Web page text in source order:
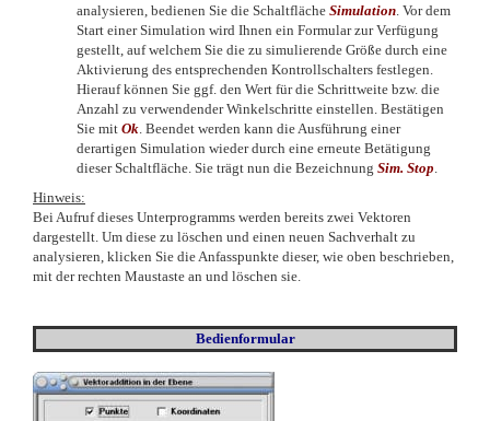
analysieren, bedienen Sie die Schaltfläche Simulation . Vor dem
Start einer Simulation wird Ihnen ein Formular zur Verfügung
gestellt, auf welchem Sie die zu simulierende Größe durch eine
Aktivierung des entsprechenden Kontrollschalters festlegen.
Hierauf können Sie ggf. den Wert für die Schrittweite bzw. die
Anzahl zu verwendender Winkelschritte einstellen. Bestätigen
Sie mit Ok Beendet werden kann die Ausführung einer
derartigen Simulation wieder durch eine erneute Betätigung
dieser Schaltfläche. Sie trägt nun die Bezeichnung Sim. Stop
Hinweis:
Bei Aufruf dieses Unterprogramms werden bereits zwei Vektoren
dargestellt. Um diese zu löschen und einen neuen Sachverhalt zu
analysieren, klicken Sie die Anfasspunkte dieser, wie oben beschrieben,
mit der rechten Maustaste an und löschen sie.
Bedienformular